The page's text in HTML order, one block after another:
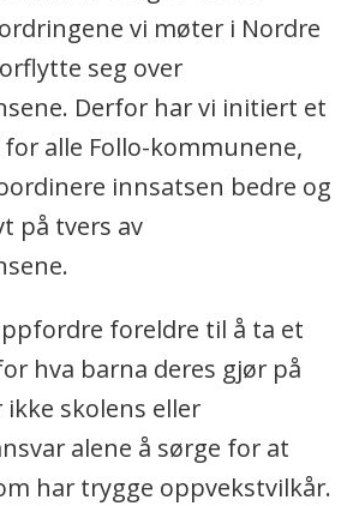
vi møter i Nordre
seg over
Derfor har vi initiert et
alle Follo-kommunene,
innsatsen bedre og
på tvers av
foreldre til å ta et
hva barna deres gjør på
skolens eller
alene å sørge for at
har trygge oppvekstvilkår.